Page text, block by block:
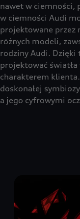
nawet w ciemności,
w ciemności Audi
projektowane przez
różnych modeli,
rodziny Audi.
projektować światła
charakterem
doskonałej
a jego cyfrowymi